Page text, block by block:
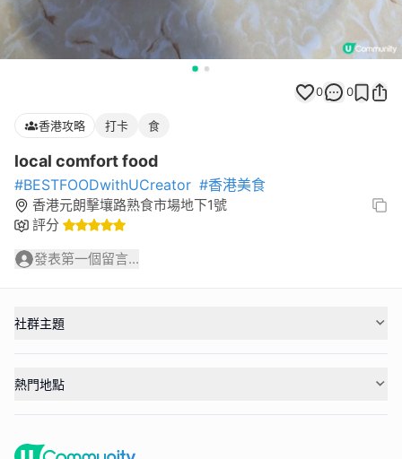
0 0
香港攻略 打卡 食
local comfort food
#BESTFOODwithUCreator #香港美食
香港元朗擊壤路熟食市場地下1號
評分
發表第一個留言...
社群主題
熱門地點